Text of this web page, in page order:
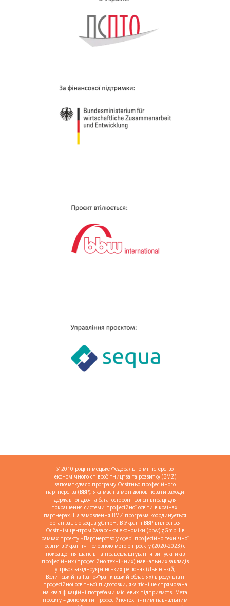
У 2010 році німецьке Федеральне міністерство
економічного співробітництва та розвитку (BMZ)
започаткувало програму Освітньо-професійного
партнерства (BBP), яка має на меті доповнювати заходи
державної дво- та багатосторонньої співпраці для
покращення системи професійної освіти в країнах-
партнерах. На замовлення BMZ програма координується
організацією sequa gGmbH. В Україні BBP втілюється
Освітнім центром баварської економіки (bbw) gGmbH в
рамках проєкту «Партнерство у сфері професійно-технічної
освіти в Україні». Головною метою проєкту (2020-2023) є
покращення шансів на працевлаштування випускників
професійних (професійно-технічних) навчальних закладів
у трьох західноукраїнських регіонах (Львівській,
Волинській та Івано-Франківській областях) в результаті
професійної освітньої підготовки, яка тісніше спрямована
на кваліфікаційні потребами місцевих підприємств. Мета
проєкту – допомогти професійно-технічним навчальним